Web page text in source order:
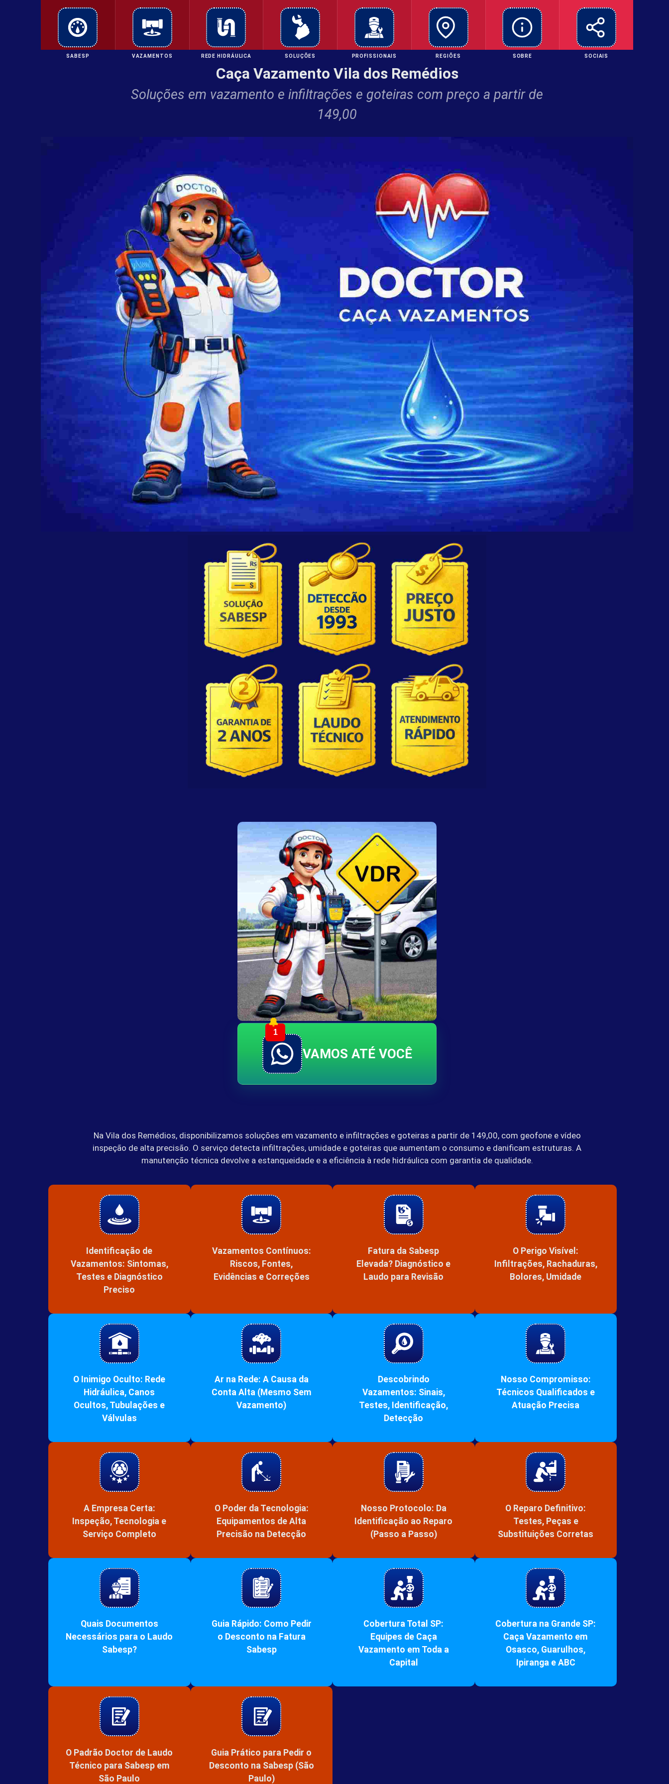
SABESP VAZAMENTOS REDE HIDRÁULICA SOLUÇÕES PROFISSIONAIS REGIÕES SOBRE SOCIAIS
Caça Vazamento Vila dos Remédios
Soluções em vazamento e infiltrações e goteiras com preço a partir de
149,00
1
🔔
VAMOS ATÉ VOCÊ
Na Vila dos Remédios, disponibilizamos soluções em vazamento e infiltrações e goteiras a partir de 149,00, com geofone e vídeo
inspeção de alta precisão. O serviço detecta infiltrações, umidade e goteiras que aumentam o consumo e danificam estruturas. A
manutenção técnica devolve a estanqueidade e a eficiência à rede hidráulica com garantia de qualidade.
Identificação de
Vazamentos: Sintomas,
Testes e Diagnóstico
Preciso
Vazamentos Contínuos:
Riscos, Fontes,
Evidências e Correções
Fatura da Sabesp
Elevada? Diagnóstico e
Laudo para Revisão
O Perigo Visível:
Infiltrações, Rachaduras,
Bolores, Umidade
O Inimigo Oculto: Rede
Hidráulica, Canos
Ocultos, Tubulações e
Válvulas
Ar na Rede: A Causa da
Conta Alta (Mesmo Sem
Vazamento)
Descobrindo
Vazamentos: Sinais,
Testes, Identificação,
Detecção
Nosso Compromisso:
Técnicos Qualificados e
Atuação Precisa
A Empresa Certa:
Inspeção, Tecnologia e
Serviço Completo
O Poder da Tecnologia:
Equipamentos de Alta
Precisão na Detecção
Nosso Protocolo: Da
Identificação ao Reparo
(Passo a Passo)
O Reparo Definitivo:
Testes, Peças e
Substituições Corretas
Quais Documentos
Necessários para o Laudo
Sabesp?
Guia Rápido: Como Pedir
o Desconto na Fatura
Sabesp
Cobertura Total SP:
Equipes de Caça
Vazamento em Toda a
Capital
Cobertura na Grande SP:
Caça Vazamento em
Osasco, Guarulhos,
Ipiranga e ABC
O Padrão Doctor de Laudo
Técnico para Sabesp em
São Paulo
Guia Prático para Pedir o
Desconto na Sabesp (São
Paulo)